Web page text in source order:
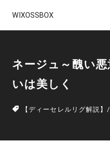
WIXOSSBOX
ネージュ～醜い
いは美しく
【ディーセレルリグ解説】/